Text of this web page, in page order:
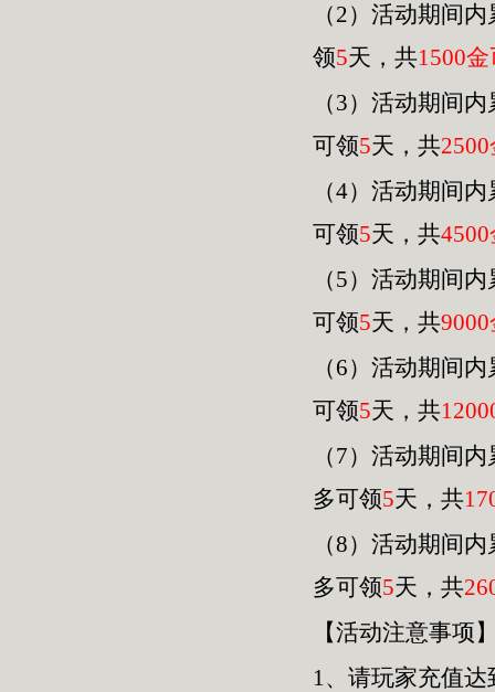
（2）活动期间
领5天，共1500金
（3）活动期间
可领5天，共2500
（4）活动期间
可领5天，共4500
（5）活动期间
可领5天，共9000
（6）活动期间
可领5天，共120
（7）活动期间
多可领5天，共
（8）活动期间
多可领5天，共
【活动注意事项
1、请玩家充值